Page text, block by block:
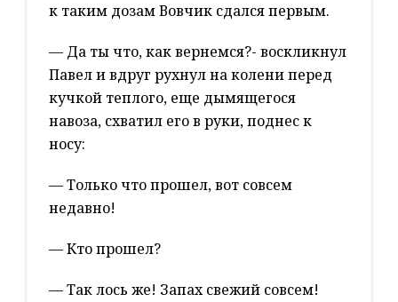
к таким дозам Вовчик сдался первым.
— Да ты что, как вернемся?- воскликнул
Павел и вдруг рухнул на колени перед
кучкой теплого, еще дымящегося
навоза, схватил его в руки, поднес к
носу:
— Только что прошел, вот совсем
недавно!
— Кто прошел?
— Так лось же! Запах свежий совсем!